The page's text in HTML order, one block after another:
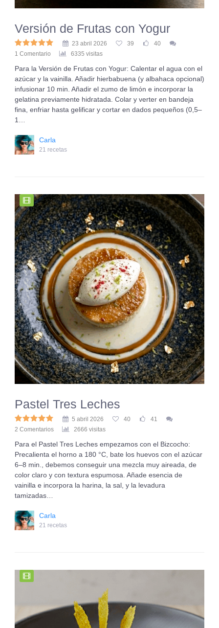
Versión de Frutas con Yogur
23 abril 2026 39
40
1 Comentario
6335 visitas
Para la Versión de Frutas con Yogur: Calentar el agua con el
azúcar y la vainilla. Añadir hierbabuena (y albahaca opcional)
infusionar 10 min. Añadir el zumo de limón e incorporar la
gelatina previamente hidratada. Colar y verter en bandeja
fina, enfriar hasta gelificar y cortar en dados pequeños (0,5–
1…
Carla
21 recetas
Pastel Tres Leches
5 abril 2026 40
41
2 Comentarios
2666 visitas
Para el Pastel Tres Leches empezamos con el Bizcocho:
Precalienta el horno a 180 °C, bate los huevos con el azúcar
6–8 min., debemos conseguir una mezcla muy aireada, de
color claro y con textura espumosa. Añade esencia de
vainilla e incorpora la harina, la sal, y la levadura
tamizadas…
Carla
21 recetas